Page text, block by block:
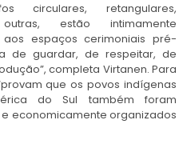
circulares, retangulares,
estão intimamente
espaços cerimoniais pré-
de guardar, de respeitar, de
completa Virtanen. Para
que os povos indígenas
do Sul também foram
economicamente organizados